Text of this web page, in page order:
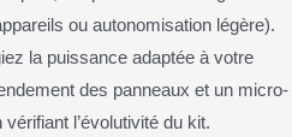
ou autonomisation légère).
la puissance adaptée à votre
des panneaux et un micro-
l’évolutivité du kit.